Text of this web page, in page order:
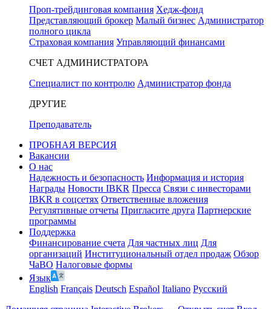
Проп-трейдинговая компания Хедж-фонд
Представляющий брокер Малый бизнес Администратор
полного цикла
Страховая компания Управляющий финансами
СЧЕТ АДМИНИСТРАТОРА
Специалист по контролю Администратор фонда
ДРУГИЕ
Преподаватель
ПРОБНАЯ ВЕРСИЯ
Вакансии
О нас
Надежность и безопасность Информация и история
Награды Новости IBKR Пресса Связи с инвесторами
IBKR в соцсетях Ответственные вложения
Регулятивные отчеты Пригласите друга Партнерские
программы
Поддержка
Финансирование счета Для частных лиц Для
организаций Институциональный отдел продаж Обзор
ЧаВО Налоговые формы
Язык
English Français Deutsch Español Italiano Pусский